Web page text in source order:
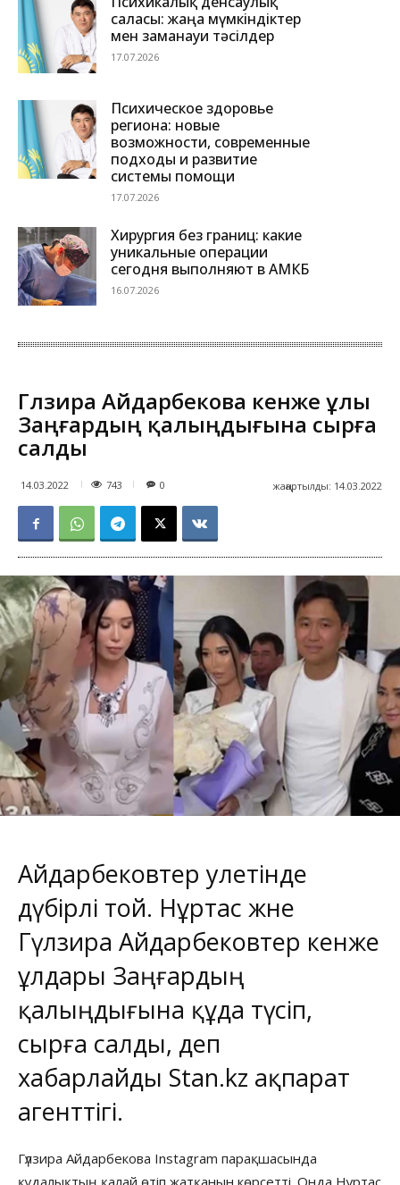
саласы: жаңа мүмкіндіктер
мен заманауи тәсілдер
17.07.2026
Психическое здоровье
региона: новые
возможности, современные
подходы и развитие
системы помощи
17.07.2026
Хирургия без границ: какие
уникальные операции
сегодня выполняют в АМКБ
16.07.2026